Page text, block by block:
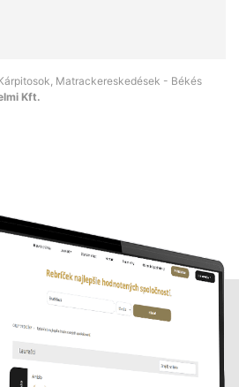
Matrackereskedések - Békés
Kft.